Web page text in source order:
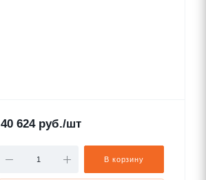
40 624руб./шт
В корзину